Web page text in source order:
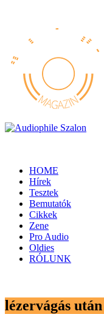
HOME
Hírek
Tesztek
Bemutatók
Cikkek
Zene
Pro Audio
Oldies
RÓLUNK
lézervágás után